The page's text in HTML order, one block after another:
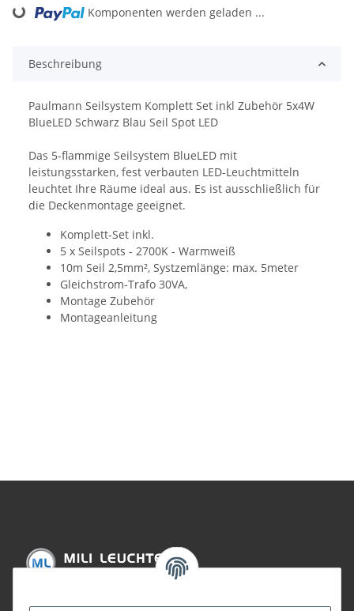
Loading... Komponenten werden geladen ...
Beschreibung
Paulmann Seilsystem Komplett Set inkl Zubehör 5x4W
BlueLED Schwarz Blau Seil Spot LED
Das 5-flammige Seilsystem BlueLED mit
leistungsstarken, fest verbauten LED-Leuchtmitteln
leuchtet Ihre Räume ideal aus. Es ist ausschließlich für
die Deckenmontage geeignet.
Komplett-Set inkl.
5 x Seilspots - 2700K - Warmweiß
10m Seil 2,5mm², Systzemlänge: max. 5meter
Gleichstrom-Trafo 30VA,
Montage Zubehör
Montageanleitung